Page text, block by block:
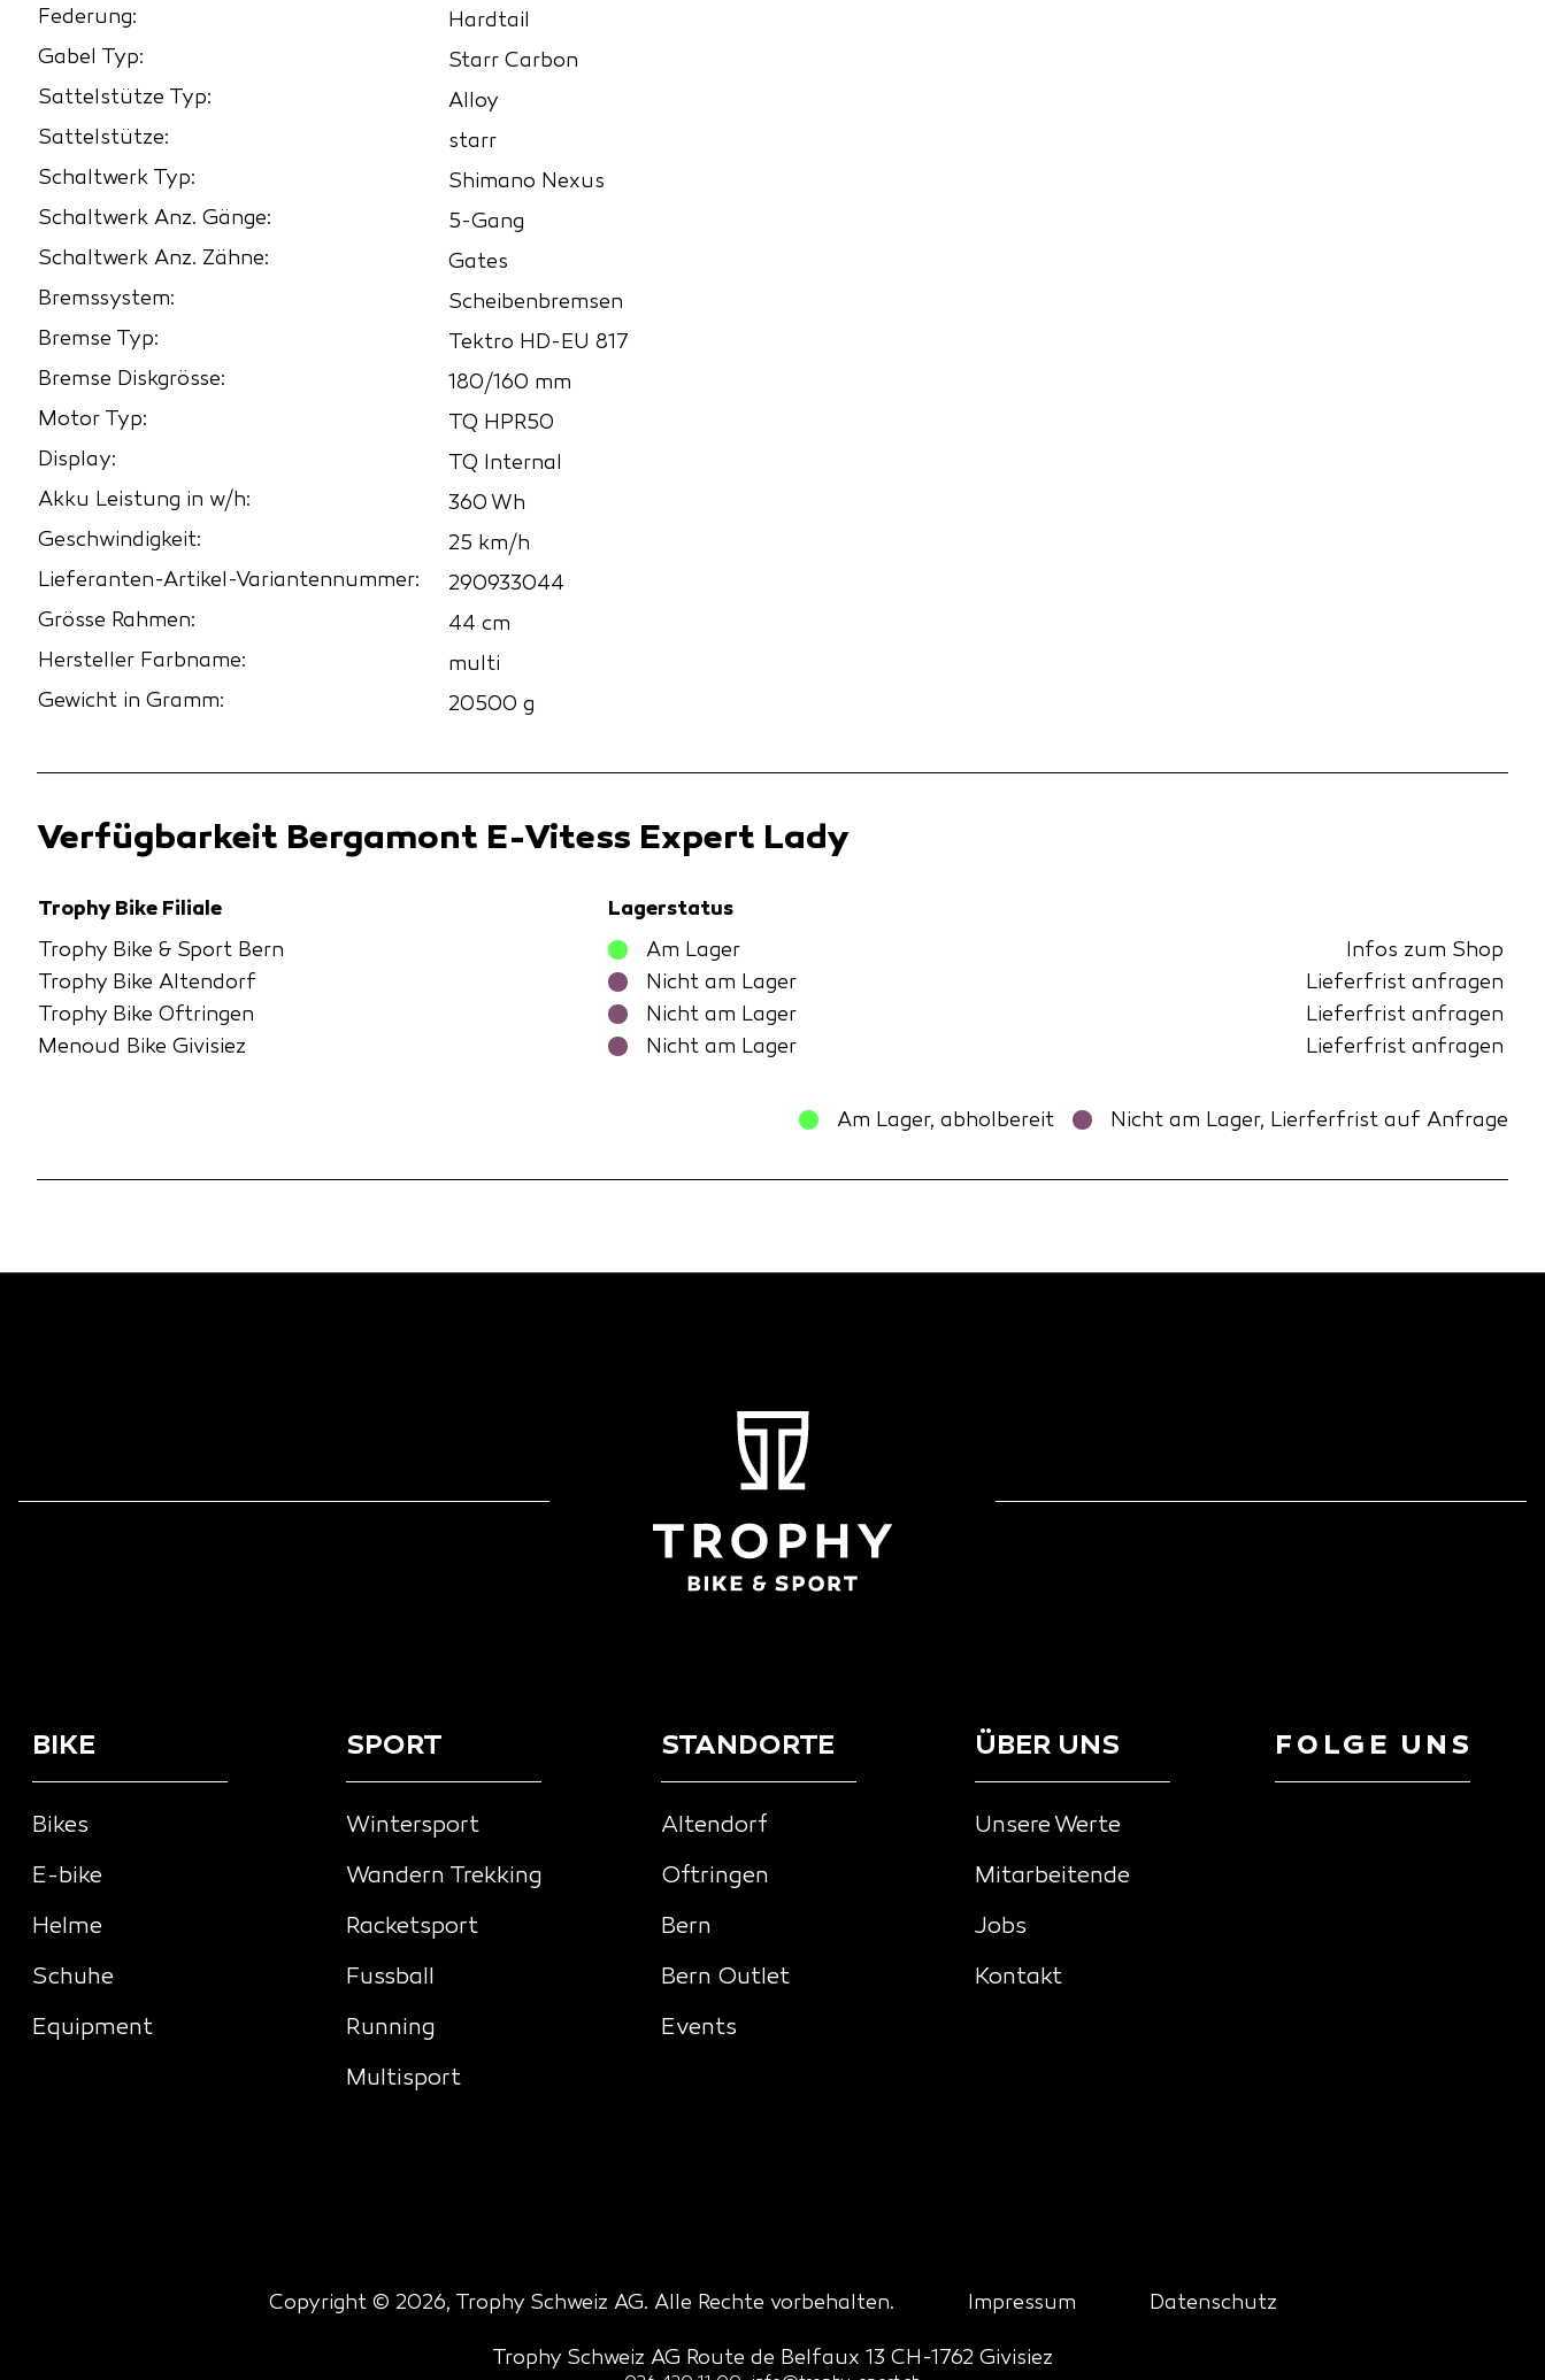
Federung:
Hardtail
Gabel Typ:
Starr Carbon
Sattelstütze Typ:
Alloy
Sattelstütze:
starr
Schaltwerk Typ:
Shimano Nexus
Schaltwerk Anz. Gänge:
5-Gang
Schaltwerk Anz. Zähne:
Gates
Bremssystem:
Scheibenbremsen
Bremse Typ:
Tektro HD-EU 817
Bremse Diskgrösse:
180/160 mm
Motor Typ:
TQ HPR50
Display:
TQ Internal
Akku Leistung in w/h:
360 Wh
Geschwindigkeit:
25 km/h
Lieferanten-Artikel-Variantennummer:
290933044
Grösse Rahmen:
44 cm
Hersteller Farbname:
multi
Gewicht in Gramm:
20500 g
Verfügbarkeit Bergamont E-Vitess Expert Lady
Trophy Bike Filiale
Lagerstatus
Trophy Bike & Sport Bern
Am Lager
Infos zum Shop
Trophy Bike Altendorf
Nicht am Lager
Lieferfrist anfragen
Trophy Bike Oftringen
Nicht am Lager
Lieferfrist anfragen
Menoud Bike Givisiez
Nicht am Lager Lieferfrist anfragen
Am Lager, abholbereit Nicht am Lager, Lierferfrist auf Anfrage
BIKE
Bikes
E-bike
Helme
Schuhe
Equipment
SPORT
Wintersport
Wandern Trekking
Racketsport
Fussball
Running
Multisport
STANDORTE
Altendorf
Oftringen
Bern
Bern Outlet
Events
ÜBER UNS
Unsere Werte
Mitarbeitende
Jobs
Kontakt
FOLGE UNS
Copyright © 2026, Trophy Schweiz AG. Alle Rechte vorbehalten. Impressum Datenschutz
Trophy Schweiz AG Route de Belfaux 13 CH-1762 Givisiez